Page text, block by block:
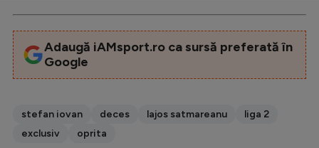
Adaugă iAMsport.ro ca sursă preferată în
Google
stefan iovan deces lajos satmareanu
liga 2
exclusiv
oprita